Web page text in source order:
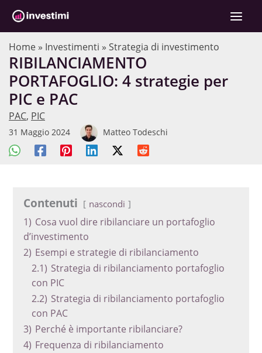
contenuto
Home » Investimenti » Strategia di investimento
RIBILANCIAMENTO
PORTAFOGLIO: 4 strategie per
PIC e PAC
PAC, PIC
31 Maggio 2024 Matteo Todeschi
Contenuti nascondi
1) Cosa vuol dire ribilanciare un portafoglio
d’investimento
2) Esempi e strategie di ribilanciamento
2.1) Strategia di ribilanciamento portafoglio
con PIC
2.2) Strategia di ribilanciamento portafoglio
con PAC
3) Perché è importante ribilanciare?
4) Frequenza di ribilanciamento
C
r
c
a